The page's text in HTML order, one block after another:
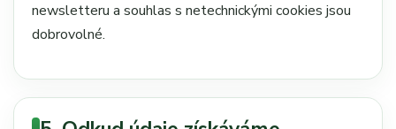
newsletteru a souhlas s netechnickými cookies jsou
dobrovolné.